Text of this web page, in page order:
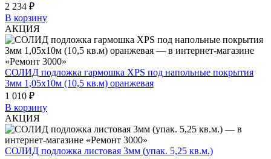
2 234 ₽
В корзину
АКЦИЯ
СОЛИД подложка гармошка XPS под напольные покрытия
3мм 1,05х10м (10,5 кв.м) оранжевая
1 010 ₽
В корзину
АКЦИЯ
СОЛИД подложка листовая 3мм (упак. 5,25 кв.м.)